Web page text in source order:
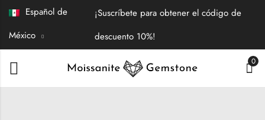
Español de
México
¡Suscríbete para obtener el código de
descuento 10%!
0